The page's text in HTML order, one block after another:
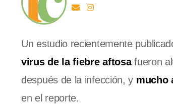
Un estudio recientemente
virus de la fiebre aftosafueron
después de la infección, y mucho
en el reporte.